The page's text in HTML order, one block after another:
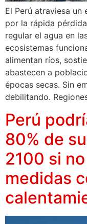
El Perú atraviesa un
por la rápida
regular el agua en
ecosistemas
alimentan ríos,
abastecen a
épocas secas. Sin
debilitando.
Perú
80% de
2100 si
medidas